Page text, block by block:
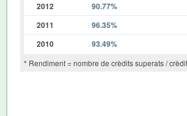
2012
90.77%
2011
96.35%
2010
93.49%
* Rendiment = nombre de crèdits superats /